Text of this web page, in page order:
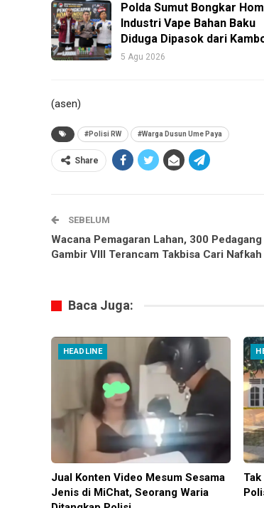
Polda Sumut Bongkar
Industri Vape Bahan Baku
Diduga Dipasok dari
5 Agu 2026
(asen)
#Polisi RW #Warga Dusun Ume Paya
Share
SEBELUM
Wacana Pemagaran Lahan, 300
Gambir VIII Terancam Takbisa Cari Nafkah
Baca Juga:
HEADLINE
Jual Konten Video Mesum Sesama
Jenis di MiChat, Seorang Waria